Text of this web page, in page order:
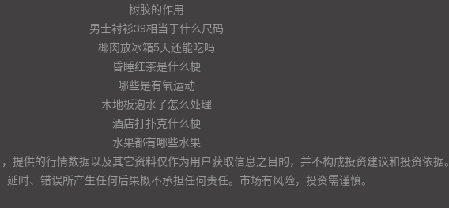
树胶的作用
男士衬衫39相当于什么尺码
椰肉放冰箱5天还能吃吗
昏睡红茶是什么梗
哪些是有氧运动
木地板泡水了怎么处理
酒店打扑克什么梗
水果都有哪些水果
提供的行情数据以及其它资料仅作为用户获取信息之目的，并不构成投资建议和投资依据。
延时、错误所产生任何后果概不承担任何责任。市场有风险，投资需谨慎。